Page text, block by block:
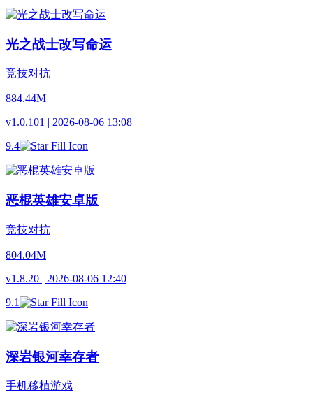
光之战士改写命运
竞技对抗
884.44M
v1.0.101 | 2026-08-06 13:08
9.4
恶棍英雄安卓版
竞技对抗
804.04M
v1.8.20 | 2026-08-06 12:40
9.1
深岩银河幸存者
手机移植游戏